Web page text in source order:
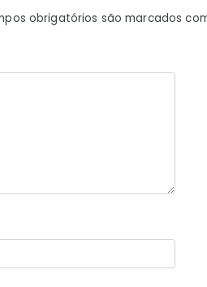
obrigatórios são marcados